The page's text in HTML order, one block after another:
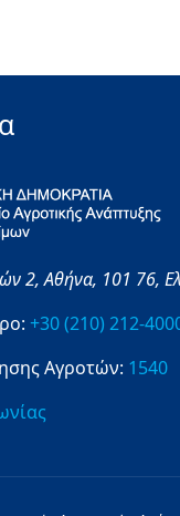
2,Αθήνα, 101 76,
+30 (210) 212-
Αγροτών: 1540